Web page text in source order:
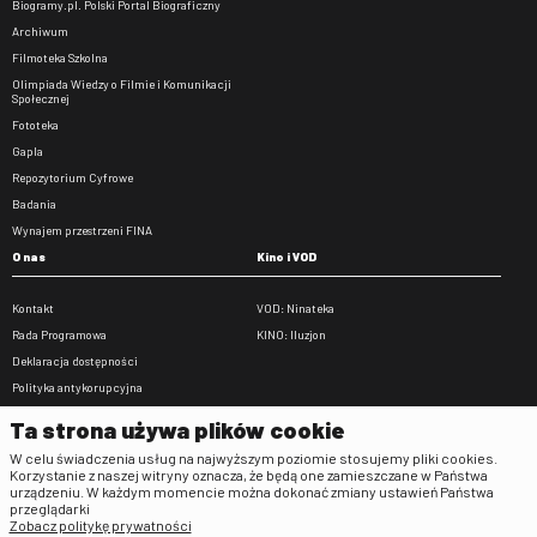
Biogramy.pl. Polski Portal Biograficzny
Archiwum
Filmoteka Szkolna
Olimpiada Wiedzy o Filmie i Komunikacji
Społecznej
Fototeka
Gapla
Repozytorium Cyfrowe
Badania
Wynajem przestrzeni FINA
O nas
Kontakt
Rada Programowa
Deklaracja dostępności
Polityka antykorupcyjna
Zamówienia publiczne
Praca w FINA
Kino i VOD
VOD: Ninateka
KINO: Iluzjon
Regulaminy
Ta strona używa plików cookie
W celu świadczenia usług na najwyższym poziomie stosujemy pliki cookies.
Korzystanie z naszej witryny oznacza, że będą one zamieszczane w Państwa
urządzeniu. W każdym momencie można dokonać zmiany ustawień Państwa
przeglądarki
Zobacz politykę prywatności